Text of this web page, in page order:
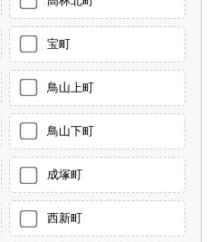
宝町
鳥山上町
鳥山下町
成塚町
西新町